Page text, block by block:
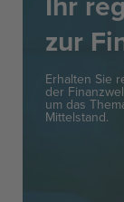
zur
Erhalten Sie
der
um das
Mittelstand.